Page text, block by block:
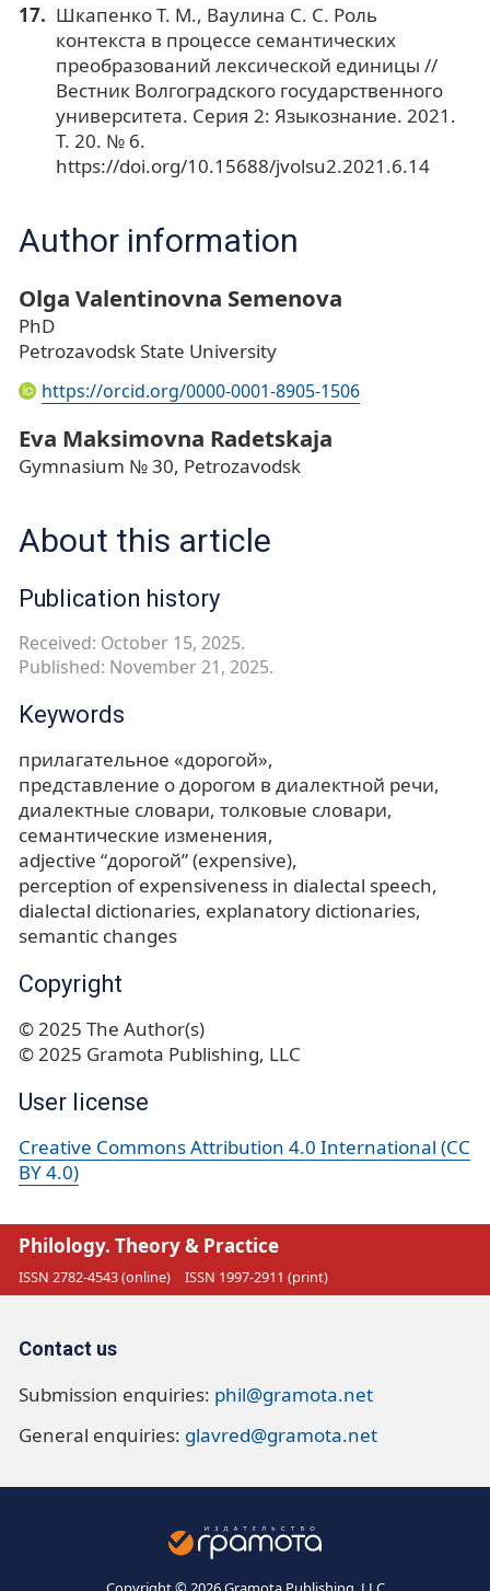
Шкапенко Т. М., Ваулина С. С. Роль
контекста в процессе семантических
преобразований лексической единицы //
Вестник Волгоградского государственного
университета. Серия 2: Языкознание. 2021.
Т. 20. № 6.
https://doi.org/10.15688/jvolsu2.2021.6.14
Author information
Olga Valentinovna Semenova
PhD
Petrozavodsk State University
https://orcid.org/0000-0001-8905-1506
Eva Maksimovna Radetskaja
Gymnasium № 30, Petrozavodsk
About this article
Publication history
Received: October 15, 2025.
Published: November 21, 2025.
Keywords
прилагательное «дорогой»
представление о дорогом в диалектной речи
диалектные словари толковые словари
семантические изменения
adjective “дорогой” (expensive)
perception of expensiveness in dialectal speech
dialectal dictionaries explanatory dictionaries
semantic changes
Copyright
© 2025 The Author(s)
© 2025 Gramota Publishing, LLC
User license
Creative Commons Attribution 4.0 International (CC
BY 4.0)
Philology. Theory & Practice
ISSN 2782-4543 (online) ISSN 1997-2911 (print)
Contact us
Submission enquiries: phil@gramota.net
General enquiries: glavred@gramota.net